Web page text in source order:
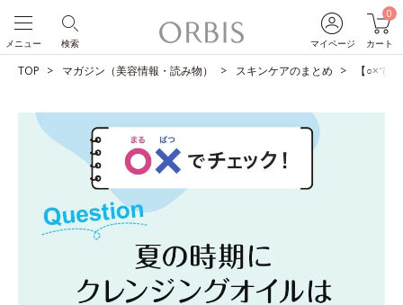
マイページ
0
カート
検索
メニュー
TOP マガジン（美容情報・読み物） スキンケアのまとめ 【○×で